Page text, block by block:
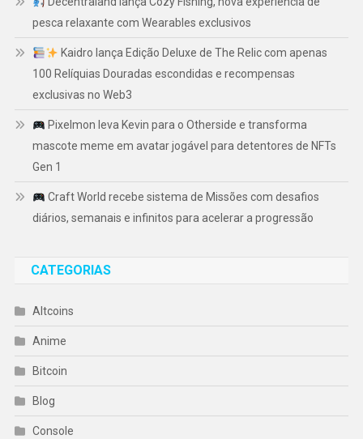
pesca relaxante com Wearables exclusivos
Kaidro lança Edição Deluxe de The Relic com apenas
100 Relíquias Douradas escondidas e recompensas
exclusivas no Web3
Pixelmon leva Kevin para o Otherside e transforma
mascote meme em avatar jogável para detentores de NFTs
Gen 1
Craft World recebe sistema de Missões com desafios
diários, semanais e infinitos para acelerar a progressão
CATEGORIAS
Altcoins
Anime
Bitcoin
Blog
Console